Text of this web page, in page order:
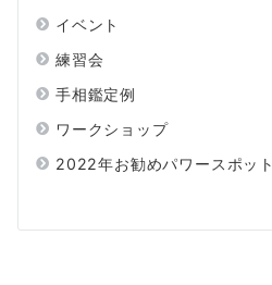
イベント
練習会
手相鑑定例
ワークショップ
2022年お勧めパワースポット